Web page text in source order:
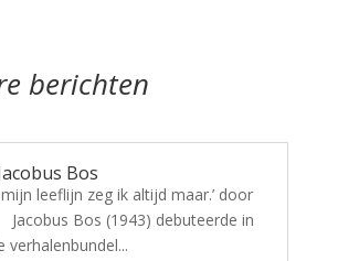
berichten
Bos
mijn leeflijn zeg ik altijd maar.’ door
Bos (1943) debuteerde in
verhalenbundel...